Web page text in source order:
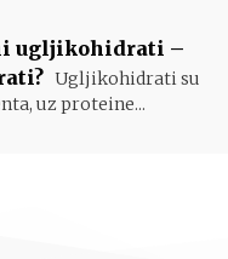
ugljikohidrati –
Ugljikohidrati su
uz proteine...